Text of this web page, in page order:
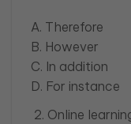
A. Therefore
B. However
C. In addition
D. For instance
Online